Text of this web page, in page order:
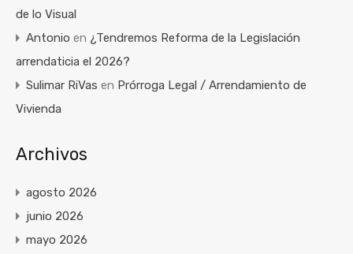
de lo Visual
Antonio en ¿Tendremos Reforma de la Legislación
arrendaticia el 2026?
Sulimar RiVas en Prórroga Legal / Arrendamiento de
Vivienda
Archivos
agosto 2026
junio 2026
mayo 2026